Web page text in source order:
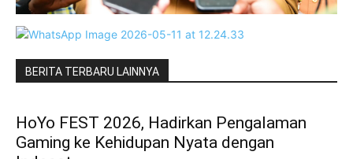
BERITA TERBARU LAINNYA
HoYo FEST 2026, Hadirkan Pengalaman
Gaming ke Kehidupan Nyata dengan